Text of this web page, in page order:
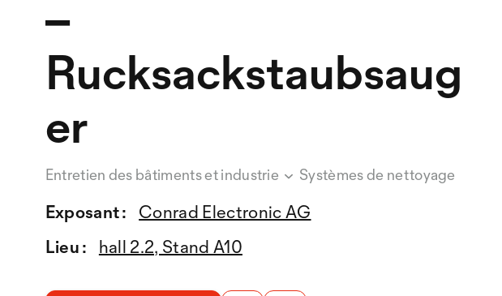
–
Rucksackstaubsaug
er
Entretien des bâtiments et industrie Systèmes de nettoyage
Exposant :
Conrad Electronic AG
Lieu :
hall 2.2, Stand A10